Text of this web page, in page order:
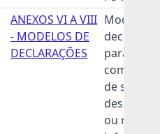
ANEXOS VI A VIII
- MODELOS DE
DECLARAÇÕES
Modelos
para
de
ou renda